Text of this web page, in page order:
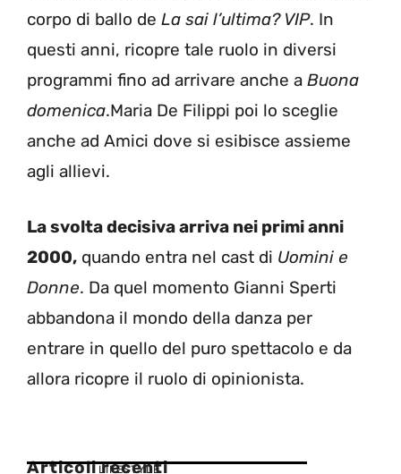
corpo di ballo de La sai l’ultima? VIP. In
questi anni, ricopre tale ruolo in diversi
programmi fino ad arrivare anche a Buona
domenica.Maria De Filippi poi lo sceglie
anche ad Amici dove si esibisce assieme
agli allievi.
La svolta decisiva arriva nei primi anni
2000, quando entra nel cast di Uomini e
Donne. Da quel momento Gianni Sperti
abbandona il mondo della danza per
entrare in quello del puro spettacolo e da
allora ricopre il ruolo di opinionista.
Articoli recenti
LIFESTYLE